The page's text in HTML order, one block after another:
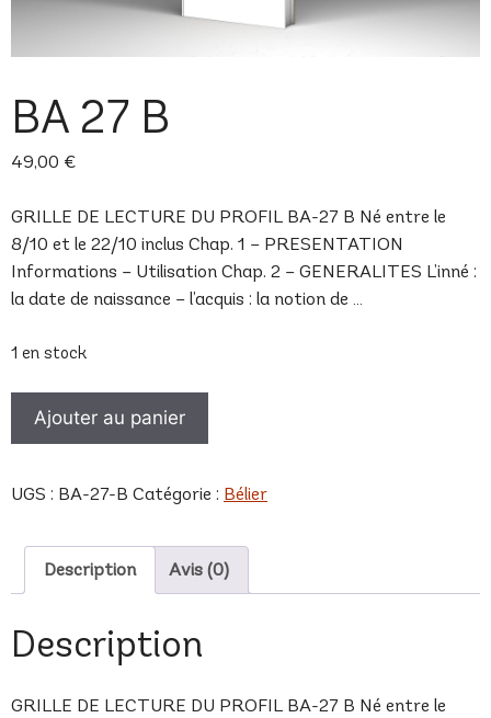
BA 27 B
49,00 €
GRILLE DE LECTURE DU PROFIL BA-27 B Né entre le
8/10 et le 22/10 inclus Chap. 1 – PRESENTATION
Informations – Utilisation Chap. 2 – GENERALITES L’inné :
la date de naissance – l’acquis : la notion de …
1 en stock
27
Ajouter au panier
UGS : BA-27-B Catégorie : Bélier
Description Avis (0)
Description
GRILLE DE LECTURE DU PROFIL BA-27 B Né entre le